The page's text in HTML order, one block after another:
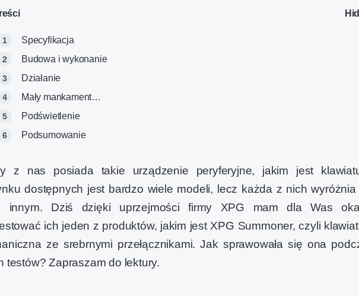
Specyfikacja
Budowa i wykonanie
Działanie
Mały mankament…
Podświetlenie
Podsumowanie
z nas posiada takie urządzenie peryferyjne, jakim jest
dostępnych jest bardzo wiele modeli, lecz każda z nich wyróżnia
innym. Dziś dzięki uprzejmości firmy XPG mam dla Was
ich jeden z produktów, jakim jest XPG Summoner, czyli
ze srebrnymi przełącznikami. Jak sprawowała się ona
testów? Zapraszam do lektury.